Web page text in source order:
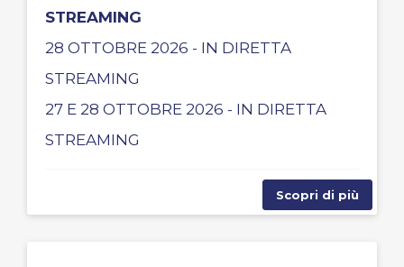
STREAMING
28 OTTOBRE 2026 - IN DIRETTA
STREAMING
27 E 28 OTTOBRE 2026 - IN DIRETTA
STREAMING
Scopri di più